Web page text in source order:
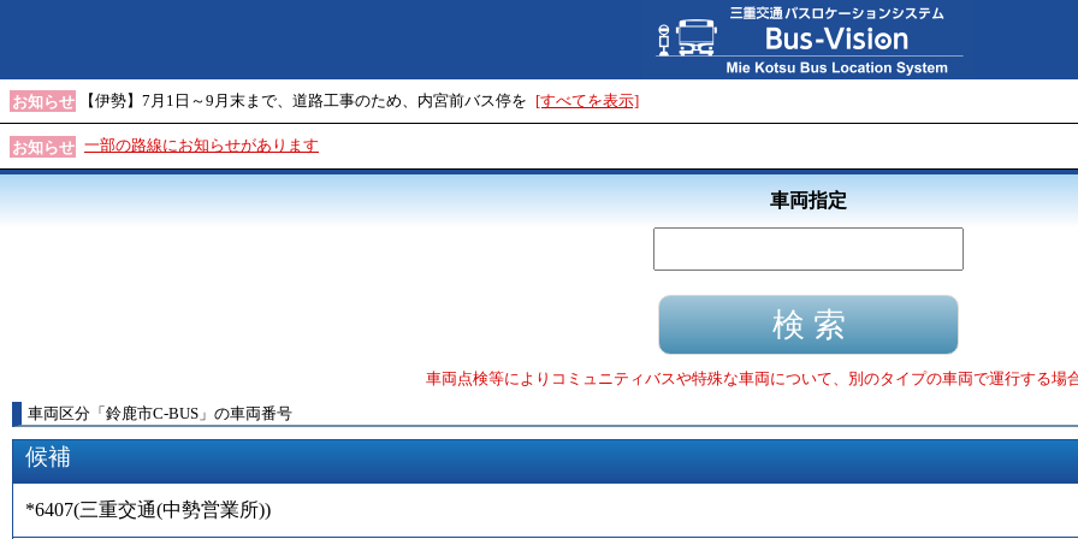
お知らせ 【伊勢】7月1日～9月末まで、道路工事のため、内宮前バス停を [すべてを表示]
お知らせ 一部の路線にお知らせがあります
車両指定
車両点検等によりコミュニティバスや特殊な車両について、別のタイプの車両で運行する場
車両区分 「 鈴鹿市C-BUS 」 の車両番号
候補
*6407(三重交通(中勢営業所))